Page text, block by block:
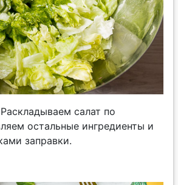
салат по
остальные ингредиенты и
заправки.